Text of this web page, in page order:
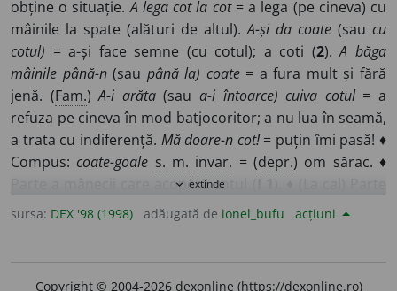
obține o situație.A lega cot la cot= a lega (pe cineva) cu
mâinile la spate (alături de altul).A-și da coate (sau cu
cotul) = a-și face semne (cu cotul); a coti (2).A băga
mâinile până-n(sau până la) coate= a fura mult și fără
jenă. (Fam.)A-i arăta(saua-i întoarce) cuiva cotul= a
refuza pe cineva în mod batjocoritor; a nu lua în seamă,
a trata cu indiferență. Mă doare-n cot!= puțin îmi pasă! ♦
Compus:coate-goale s. m. invar. = (depr.) om sărac. ♦
Parte a mânecii care acoperă cotul (
ieșită în afara articulației de la mijlocul picioarelor de
expand_more extinde
sursa: DEX '98 (1998) adăugată de ionel_bufu acțiuni
Copyright © 2004-2026 dexonline (https://dexonline.ro)